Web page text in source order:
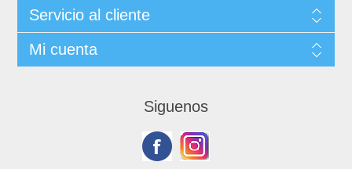
Servicio al cliente
Mi cuenta
Siguenos